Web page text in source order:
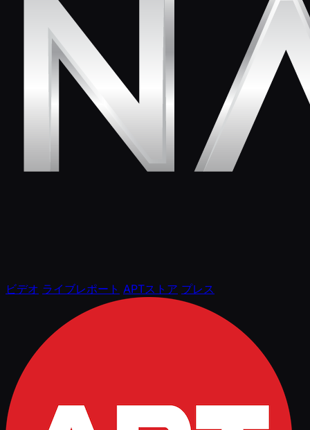
ビデオ ライブレポート APTストア プレス